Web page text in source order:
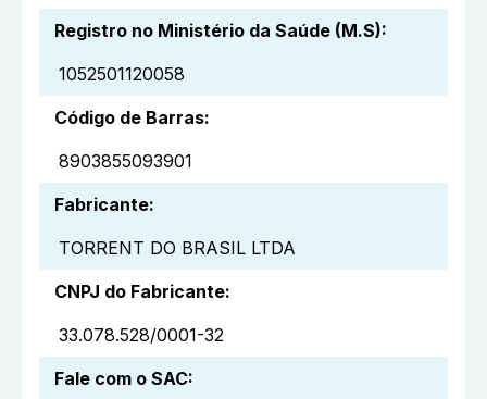
Registro no Ministério da Saúde (M.S):
1052501120058
Código de Barras:
8903855093901
Fabricante:
TORRENT DO BRASIL LTDA
CNPJ do Fabricante:
33.078.528/0001-32
Fale com o SAC: